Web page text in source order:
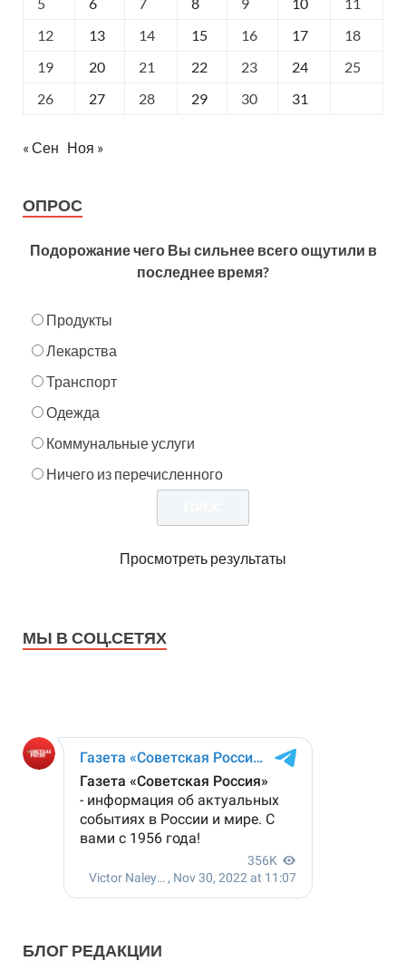
12
13 14 15 16 17
18
19
20 21 22 23 24
25
26
27 28 29 30 31
« Сен Ноя »
ОПРОС
Подорожание чего Вы сильнее всего ощутили в
последнее время?
Продукты
Лекарства
Транспорт
Одежда
Коммунальные услуги
Ничего из перечисленного
Просмотреть результаты
МЫ В СОЦ.СЕТЯХ
БЛОГ РЕДАКЦИИ